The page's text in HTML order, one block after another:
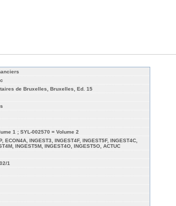
de Bruxelles, Bruxelles, Ed. 15
1 ; SYL-002570 = Volume 2
ECON4A, INGEST3, INGEST4F, INGEST5F, INGEST4C,
INGEST5M, INGEST4O, INGEST5O, ACTUC
1